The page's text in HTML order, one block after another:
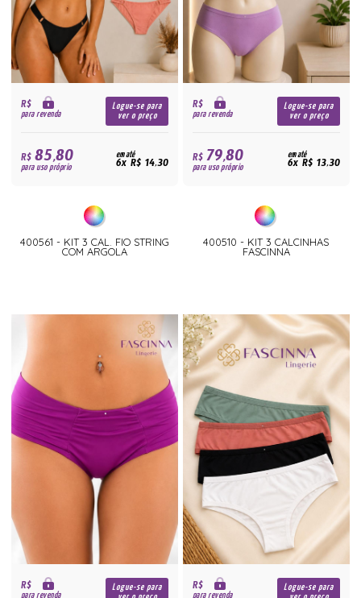
R$
para revenda
Logue-se para
ver o preço
R$85,80
para uso próprio
em até
6x R$ 14,30
400561 - KIT 3 CAL. FIO STRING
COM ARGOLA
R$
para revenda
Logue-se para
ver o preço
R$79,80
para uso próprio
em até
6x R$ 13,30
400510 - KIT 3 CALCINHAS
FASCINNA
R$
para revenda
Logue-se para
R$
para revenda
Logue-se para